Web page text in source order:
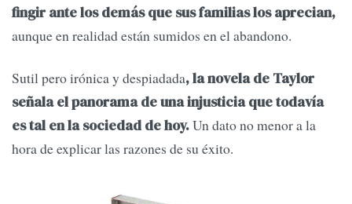
fingir ante los demás que sus familias los aprecian,
aunque en realidad están sumidos en el abandono.
Sutil pero irónica y despiadada, la novela de Taylor
señala el panorama de una injusticia que todavía
es tal en la sociedad de hoy.Un dato no menor a la
hora de explicar las razones de su éxito.